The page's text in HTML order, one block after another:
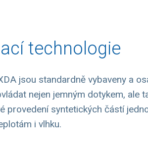
technologie
jsou standardně vybaveny a
nejen jemným dotykem, ale
provedení syntetických částí
i vlhku.